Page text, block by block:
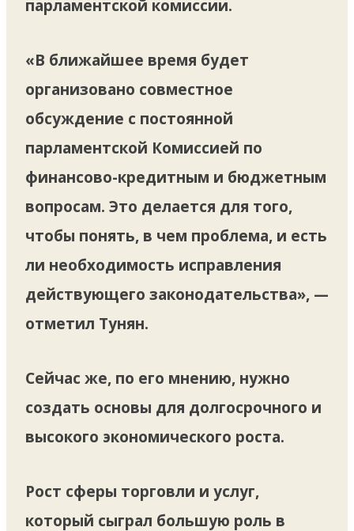
парламентской комиссии.
«В ближайшее время будет
организовано совместное
обсуждение с постоянной
парламентской Комиссией по
финансово-кредитным и бюджетным
вопросам. Это делается для того,
чтобы понять, в чем проблема, и есть
ли необходимость исправления
действующего законодательства», —
отметил Тунян.
Сейчас же, по его мнению, нужно
создать основы для долгосрочного и
высокого экономического роста.
Рост сферы торговли и услуг,
который сыграл большую роль в